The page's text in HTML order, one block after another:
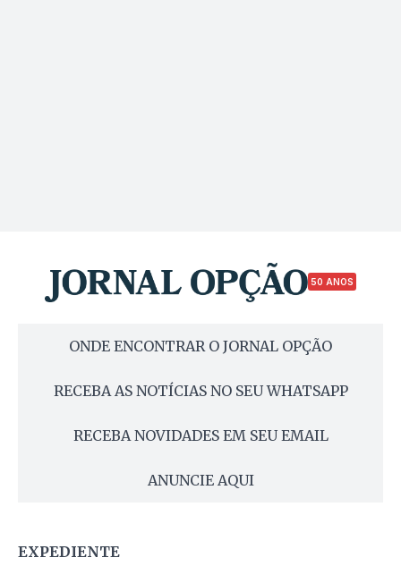
50 ANOS
ONDE ENCONTRAR O JORNAL OPÇÃO
RECEBA AS NOTÍCIAS NO SEU WHATSAPP
RECEBA NOVIDADES EM SEU EMAIL
ANUNCIE AQUI
EXPEDIENTE